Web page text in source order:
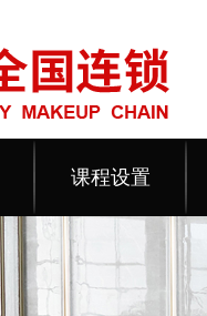
课程设置